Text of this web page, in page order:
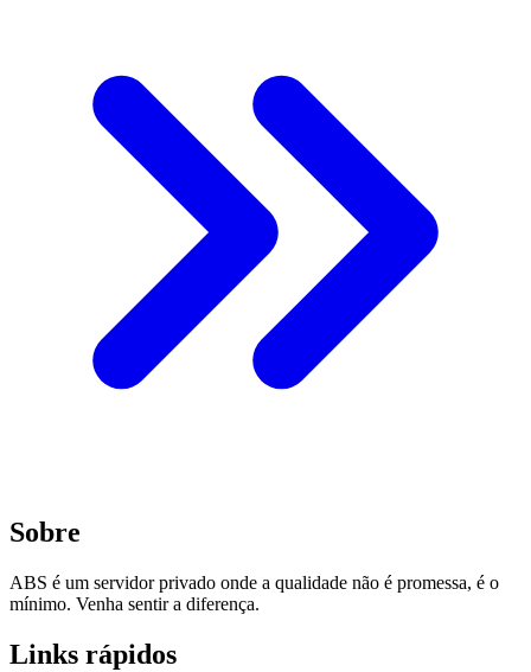
Sobre
ABS é um servidor privado onde a qualidade não é promessa, é o
mínimo. Venha sentir a diferença.
Links rápidos